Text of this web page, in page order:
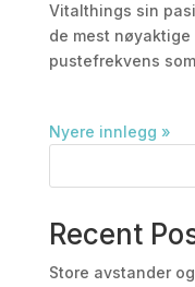
Vitalthings sin
de mest
pustefrekvens
Nyere innlegg »
Recent
Store avstander